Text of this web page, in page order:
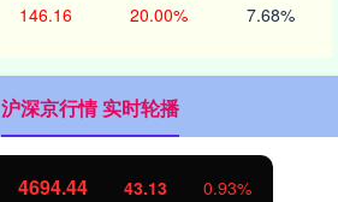
146.16 20.00% 7.68%
沪深京行情 实时轮播
4694.44 43.13 0.93%